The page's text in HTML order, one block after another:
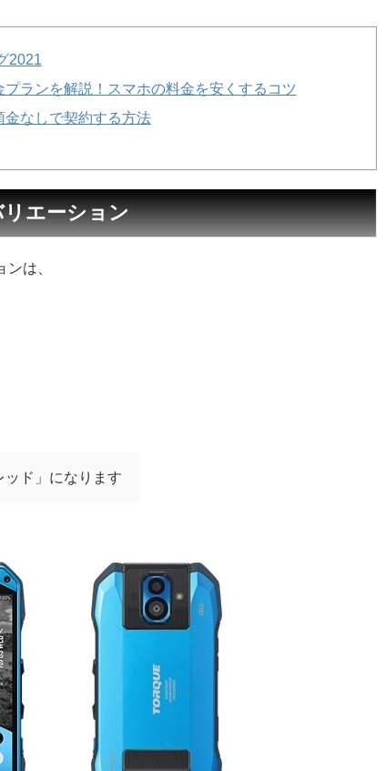
2021
ランを解説！スマホの料金を安くするコツ
なしで契約する方法
エーション
は、
ド」になります